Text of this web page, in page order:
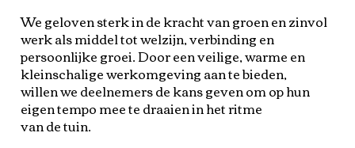
We geloven sterk in de kracht van groen en zinvol
werk als middel tot welzijn, verbinding en
persoonlijke groei. Door een veilige, warme en
kleinschalige werkomgeving aan te bieden,
willen we deelnemers de kans geven om op hun
eigen tempo mee te draaien in het ritme
van de tuin.